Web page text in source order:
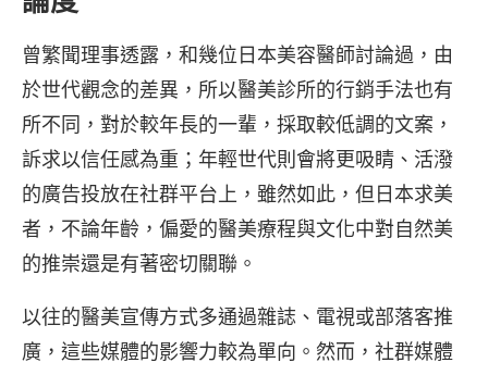
曾繁聞理事透露，和幾位日本美容醫師討論過，由
於世代觀念的差異，所以醫美診所的行銷手法也有
所不同，對於較年長的一輩，採取較低調的文案，
訴求以信任感為重；年輕世代則會將更吸睛、活潑
的廣告投放在社群平台上，雖然如此，但日本求美
者，不論年齡，偏愛的醫美療程與文化中對自然美
的推崇還是有著密切關聯。
以往的醫美宣傳方式多通過雜誌、電視或部落客推
廣，這些媒體的影響力較為單向。然而，社群媒體